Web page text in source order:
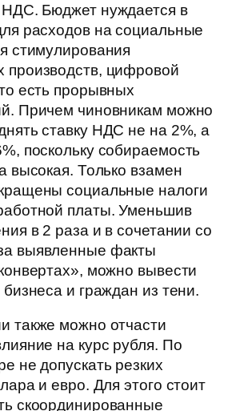
Бюджет нуждается в
расходов на социальные
стимулирования
производств, цифровой
есть прорывных
Причем чиновникам можно
ставку НДС не на 2%, а
поскольку собираемость
высокая. Только взамен
социальные налоги
платы. Уменьшив
в 2 раза и в сочетании со
выявленные факты
можно вывести
бизнеса и граждан из тени.
также можно отчасти
на курс рубля. По
не допускать резких
и евро. Для этого стоит
скоординированные